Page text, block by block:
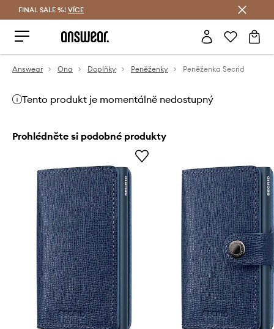
FINAL SALE %! VÍCE
Answear Ona Doplňky Peněženky Peněženka Secrid
Tento produkt je momentálně nedostupný
Prohlédněte si podobné produkty